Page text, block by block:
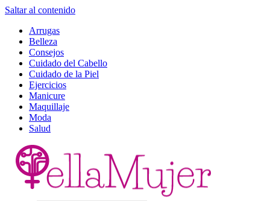
Saltar al contenido
Arrugas
Belleza
Consejos
Cuidado del Cabello
Cuidado de la Piel
Ejercicios
Manicure
Maquillaje
Moda
Salud